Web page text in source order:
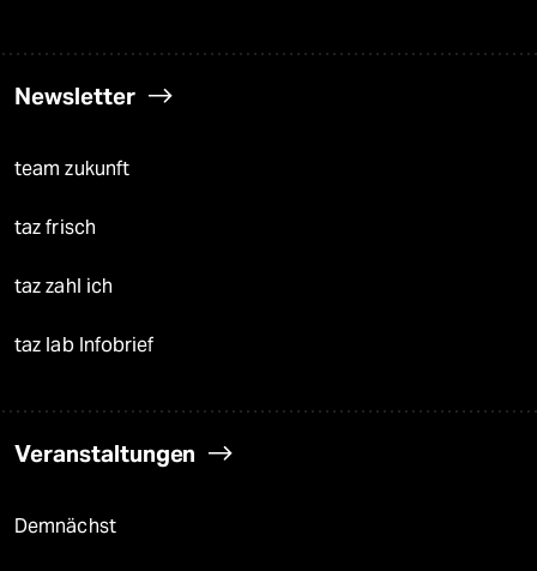
Newsletter
team zukunft
taz frisch
taz zahl ich
taz lab Infobrief
Veranstaltungen
Demnächst